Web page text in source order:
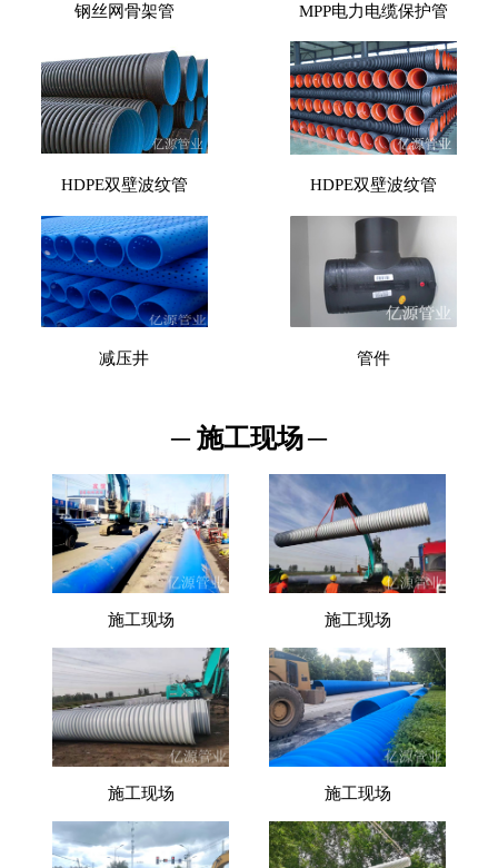
钢丝网骨架管 MPP电力电缆保护管
HDPE双壁波纹管 HDPE双壁波纹管
减压井 管件
─ 施工现场─
施工现场 施工现场
施工现场 施工现场